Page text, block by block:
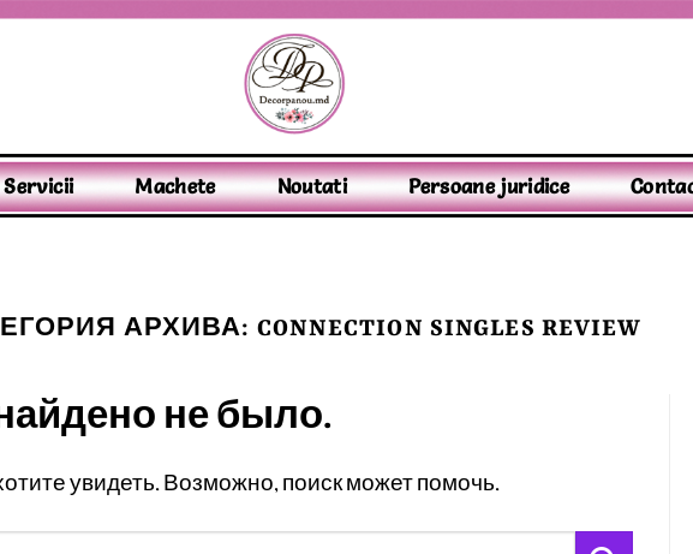
Servicii Machete Noutati Persoane juridice
АРХИВА: CONNECTION SINGLES REVIEW
не было.
увидеть. Возможно, поиск может помочь.